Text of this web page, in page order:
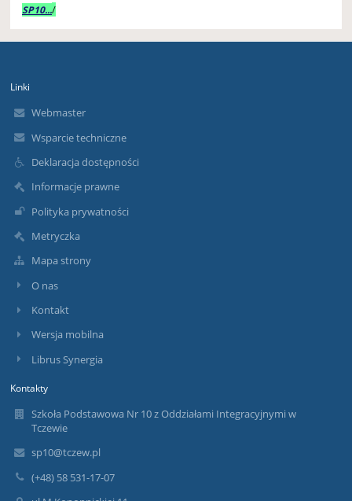
SP10.../
Linki
Webmaster
Wsparcie techniczne
Deklaracja dostępności
Informacje prawne
Polityka prywatności
Metryczka
Mapa strony
O nas
Kontakt
Wersja mobilna
Librus Synergia
Kontakty
Szkoła Podstawowa Nr 10 z Oddziałami Integracyjnymi w
Tczewie
sp10@tczew.pl
(+48) 58 531-17-07